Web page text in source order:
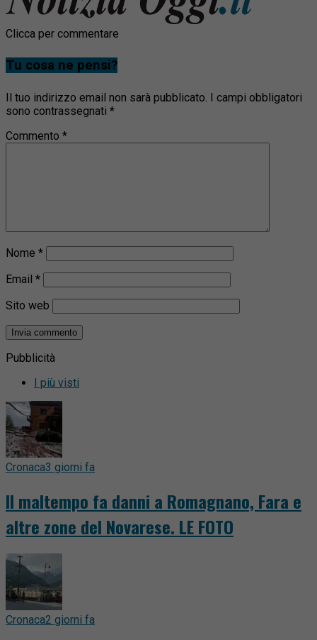
Clicca per commentare
Tu cosa ne pensi?
Il tuo indirizzo email non sarà pubblicato.
I campi obbligatori
sono contrassegnati *
Commento *
Nome *
Email *
Sito web
Pubblicità
I più visti
Cronaca3 giorni fa
Il maltempo fa danni a Romagnano, Fara e
altre zone del Novarese. LE FOTO
Cronaca2 giorni fa